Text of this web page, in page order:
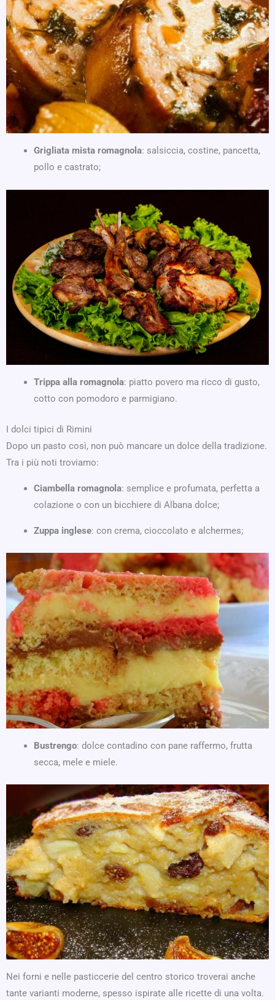
Grigliata mista romagnola: salsiccia, costine, pancetta,
pollo e castrato;
Trippa alla romagnola: piatto povero ma ricco di gusto,
cotto con pomodoro e parmigiano.
I dolci tipici di Rimini
Dopo un pasto così, non può mancare un dolce della tradizione.
Tra i più noti troviamo:
Ciambella romagnola: semplice e profumata, perfetta a
colazione o con un bicchiere di Albana dolce;
Zuppa inglese: con crema, cioccolato e alchermes;
Bustrengo: dolce contadino con pane raffermo, frutta
secca, mele e miele.
Nei forni e nelle pasticcerie del centro storico troverai anche
tante varianti moderne, spesso ispirate alle ricette di una volta.